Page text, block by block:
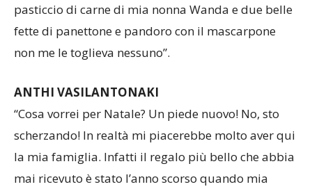
pasticcio di carne di mia nonna Wanda e due belle
fette di panettone e pandoro con il mascarpone
non me le toglieva nessuno”.
ANTHI VASILANTONAKI
“Cosa vorrei per Natale? Un piede nuovo! No, sto
scherzando! In realtà mi piacerebbe molto aver qui
la mia famiglia. Infatti il regalo più bello che abbia
mai ricevuto è stato l’anno scorso quando mia